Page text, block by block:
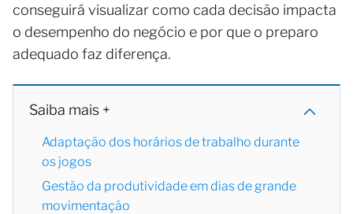
conseguirá visualizar como cada decisão impacta
o desempenho do negócio e por que o preparo
adequado faz diferença.
Saiba mais +
Adaptação dos horários de trabalho durante
os jogos
Gestão da produtividade em dias de grande
movimentação